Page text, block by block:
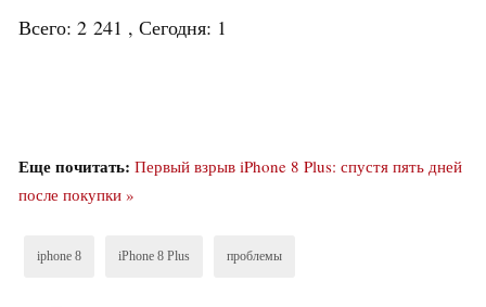
Всего: 2 241 , Сегодня: 1
Еще почитать: Первый взрыв iPhone 8 Plus: спустя пять дней
после покупки »
iphone 8 iPhone 8 Plus проблемы